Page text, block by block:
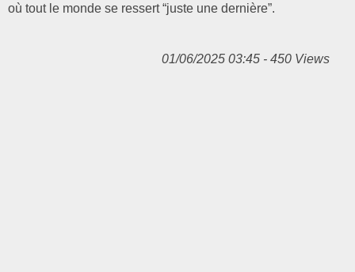
où tout le monde se ressert “juste une dernière”.
01/06/2025 03:45 - 450 Views